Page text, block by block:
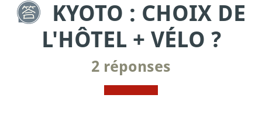
KYOTO : CHOIX DE
L'HÔTEL + VÉLO ?
2 réponses